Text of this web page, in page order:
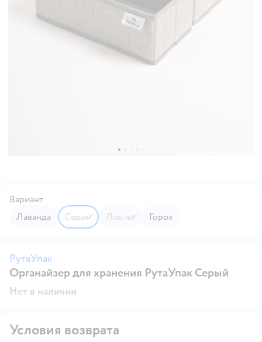
Вариант
Лаванда
Серый Листья Горох
РутаУпак
Органайзер для хранения РутаУпак Серый
Нет в наличии
Условия возврата